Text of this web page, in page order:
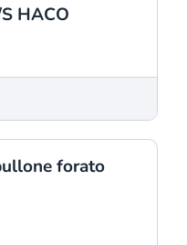
HACO
forato